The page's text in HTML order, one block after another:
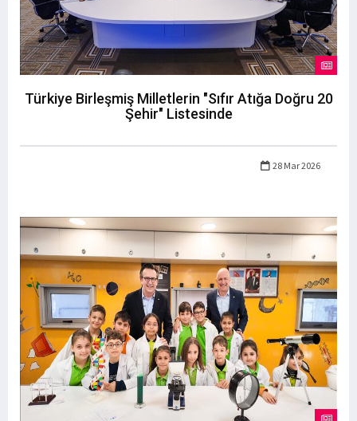
Türkiye Birleşmiş Milletlerin "Sıfır Atığa Doğru 20
Şehir" Listesinde
28 Mar 2026